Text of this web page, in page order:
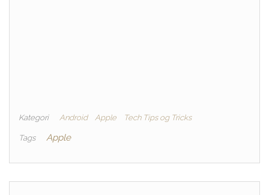
Kategori Android Apple Tech Tips og Tricks
Tags Apple